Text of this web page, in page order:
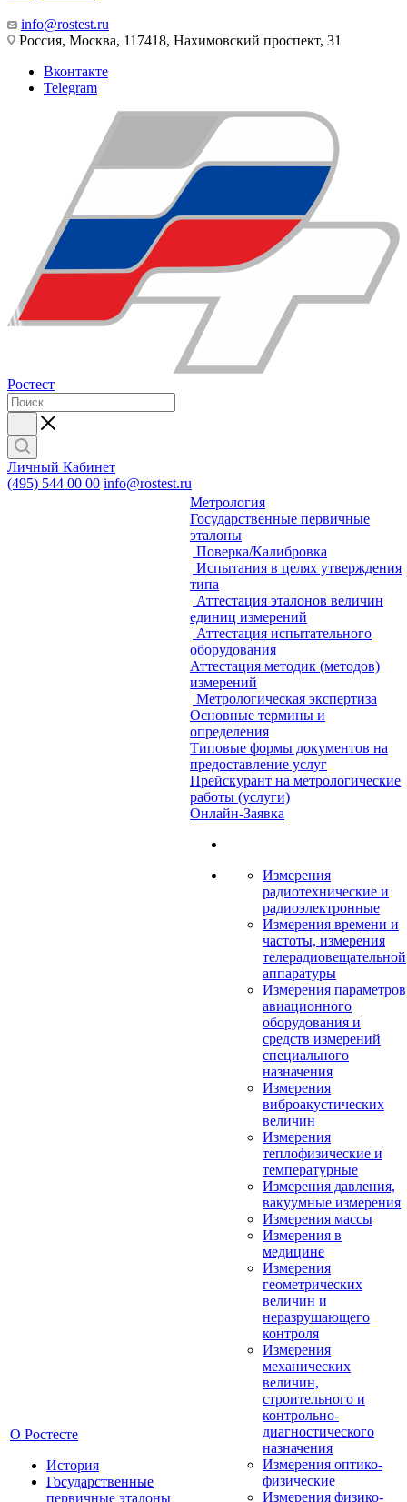
info@rostest.ru
Россия, Москва, 117418, Нахимовский проспект, 31
Вконтакте
Telegram
Ростест
Личный Кабинет
(495) 544 00 00 info@rostest.ru
О Ростесте
История
Государственные
первичные эталоны
Метрология
Государственные первичные
эталоны
Поверка/Калибровка
Испытания в целях утверждения
типа
Аттестация эталонов величин
единиц измерений
Аттестация испытательного
оборудования
Аттестация методик (методов)
измерений
Метрологическая экспертиза
Основные термины и
определения
Типовые формы документов на
предоставление услуг
Прейскурант на метрологические
работы (услуги)
Онлайн-Заявка
Измерения
радиотехнические и
радиоэлектронные
Измерения времени и
частоты, измерения
телерадиовещательной
аппаратуры
Измерения параметров
авиационного
оборудования и
средств измерений
специального
назначения
Измерения
виброакустических
величин
Измерения
теплофизические и
температурные
Измерения давления,
вакуумные измерения
Измерения массы
Измерения в
медицине
Измерения
геометрических
величин и
неразрушающего
контроля
Измерения
механических
величин,
строительного и
контрольно-
диагностического
назначения
Измерения оптико-
физические
Измерения физико-